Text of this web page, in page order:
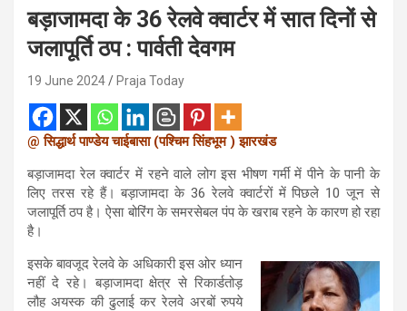
बड़ाजामदा के 36 रेलवे क्वार्टर में सात दिनों से
जलापूर्ति ठप : पार्वती देवगम
19 June 2024 Praja Today
@सिद्धार्थ पाण्डेय चाईबासा(पश्चिम सिंहभूम) झारखंड
बड़ाजामदा रेल क्वार्टर में रहने वाले लोग इस भीषण गर्मी में पीने के पानी के
लिए तरस रहे हैं। बड़ाजामदा के 36 रेलवे क्वार्टरों में पिछले 10 जून से
जलापूर्ति ठप है। ऐसा बोरिंग के समरसेबल पंप के खराब रहने के कारण हो रहा
है।
इसके बावजूद रेलवे के अधिकारी इस ओर ध्यान
नहीं दे रहे। बड़ाजामदा क्षेत्र से रिकार्डतोड़
लौह अयस्क की ढुलाई कर रेलवे अरबों रुपये